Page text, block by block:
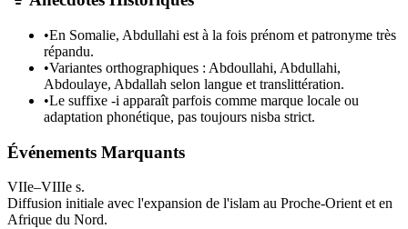
•En Somalie, Abdullahi est à la fois prénom et patronyme très
répandu.
•Variantes orthographiques : Abdoullahi, Abdullahi,
Abdoulaye, Abdallah selon langue et translittération.
•Le suffixe -i apparaît parfois comme marque locale ou
adaptation phonétique, pas toujours nisba strict.
Événements Marquants
VIIe–VIIIe s.
Diffusion initiale avec l'expansion de l'islam au Proche-Orient et en
Afrique du Nord.